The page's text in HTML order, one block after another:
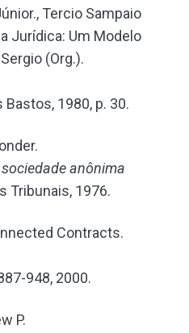
Tercio Sampaio
Jurídica: Um Modelo
(Org.).
Bastos, 1980, p. 30.
anônima
Tribunais, 1976.
Contracts.
948, 2000.
P.